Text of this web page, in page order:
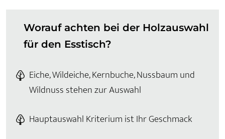
Worauf achten bei der Holzauswahl
für den Esstisch?
Eiche, Wildeiche, Kernbuche, Nussbaum und
Wildnuss stehen zur Auswahl
Hauptauswahl Kriterium ist Ihr Geschmack